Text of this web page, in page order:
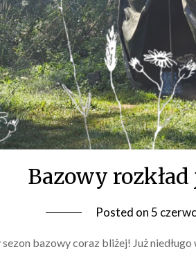
Bazowy
Posted on 5
sezon bazowy coraz bliżej! Już